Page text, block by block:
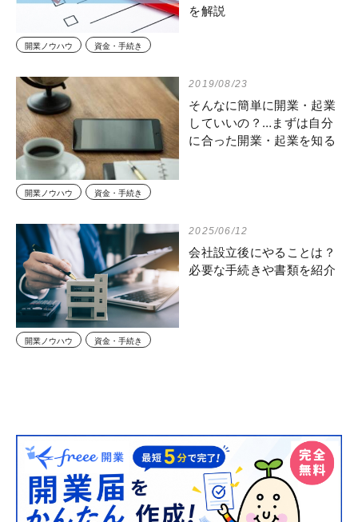
を解説
開業ノウハウ 資金・手続き
2019/08/23
そんなに簡単に開業・起業
していいの？…まずは自分
に合った開業・起業を知る
開業ノウハウ 資金・手続き
2025/06/12
会社設立後にやることは？
必要な手続きや書類を紹介
開業ノウハウ 資金・手続き